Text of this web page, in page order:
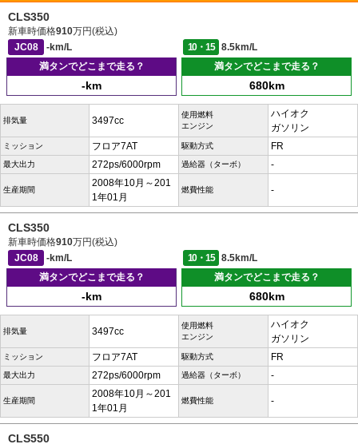
CLS350
新車時価格910万円(税込)
JC08
-km/L 10・15
8.5km/L
満タンでどこまで走る？
-km
満タンでどこまで走る？
680km
排気量 3497cc
使用燃料
エンジン
ハイオク
ガソリン
ミッション フロア7AT 駆動方式 FR
最大出力 272ps/6000rpm 過給器（ターボ） -
生産期間
2008年10月～201
1年01月
燃費性能 -
CLS350
新車時価格910万円(税込)
JC08
-km/L 10・15
8.5km/L
満タンでどこまで走る？
-km
満タンでどこまで走る？
680km
排気量 3497cc
使用燃料
エンジン
ハイオク
ガソリン
ミッション フロア7AT 駆動方式 FR
最大出力 272ps/6000rpm 過給器（ターボ） -
生産期間
2008年10月～201
1年01月
燃費性能 -
CLS550